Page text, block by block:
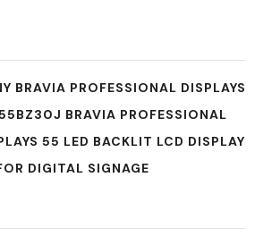
BRAVIA PROFESSIONAL DISPLAYS
BRAVIA PROFESSIONAL
55 LED BACKLIT LCD DISPLAY
DIGITAL SIGNAGE